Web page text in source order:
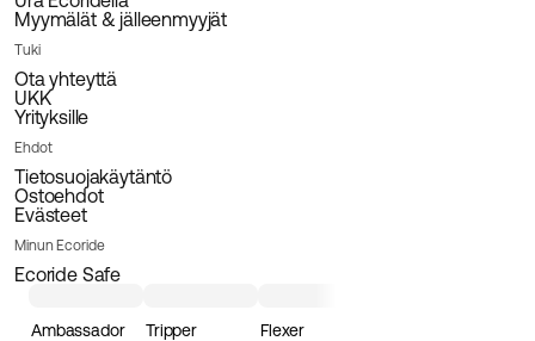
Myymälät & jälleenmyyjät
Tuki
Ota yhteyttä
UKK
Yrityksille
Ehdot
Tietosuojakäytäntö
Ostoehdot
Evästeet
Minun Ecoride
Ecoride Safe
Ambassador Tripper Flexer